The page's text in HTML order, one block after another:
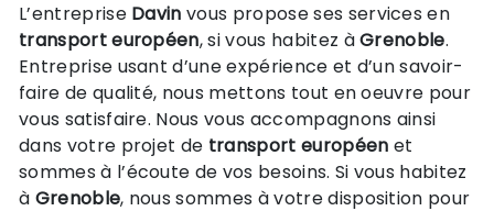
L’entreprise Davin vous propose ses services en
transport européen, si vous habitez àGrenoble.
Entreprise usant d’une expérience et d’un savoir-
faire de qualité, nous mettons tout en oeuvre pour
vous satisfaire. Nous vous accompagnons ainsi
dans votre projet de transport européen et
sommes à l’écoute de vos besoins. Si vous habitez
à Grenoble, nous sommes à votre disposition pour